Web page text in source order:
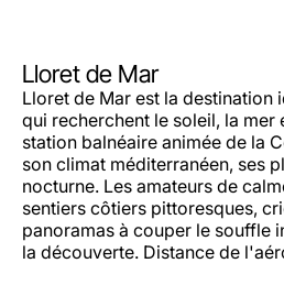
Lloret de Mar
Lloret de Mar est la destination
qui recherchent le soleil, la mer
station balnéaire animée de la
son climat méditerranéen, ses
nocturne. Les amateurs de
sentiers côtiers pittoresques,
panoramas à couper le souffle
la découverte. Distance de